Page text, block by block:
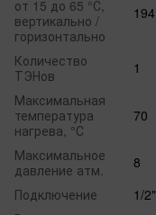
от 15 до 65 °С,
вертикально /
горизонтально
194
Количество
ТЭНов
1
Максимальная
температура
нагрева, °С
70
Максимальное
давление атм.
8
Подключение
1/2"